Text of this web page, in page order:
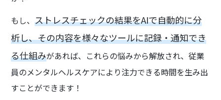
もし、ストレスチェックの結果をAIで自動的に分
析し、その内容を様々なツールに記録・通知でき
る仕組みがあれば、これらの悩みから解放され、従業
員のメンタルヘルスケアにより注力できる時間を生み出
すことができます！